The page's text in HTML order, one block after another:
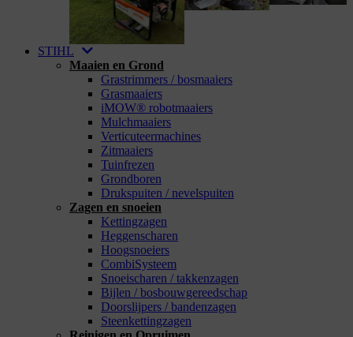
STIHL
Maaien en Grond
Grastrimmers / bosmaaiers
Grasmaaiers
iMOW® robotmaaiers
Mulchmaaiers
Verticuteermachines
Zitmaaiers
Tuinfrezen
Grondboren
Drukspuiten / nevelspuiten
Zagen en snoeien
Kettingzagen
Heggenscharen
Hoogsnoeiers
CombiSysteem
Snoeischaren / takkenzagen
Bijlen / bosbouwgereedschap
Doorslijpers / bandenzagen
Steenkettingzagen